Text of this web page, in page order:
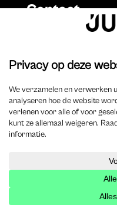
Contact
Sint-Antoniusstraat 22
2200 Herentals
T. 014 73 78 11
Auteurs
Overzicht auteurs